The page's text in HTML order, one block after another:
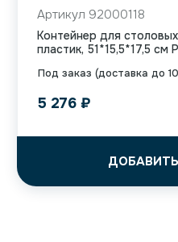
Под заказ (доставка до
Артикул 92000118
Контейнер для
пластик, 51*15,5*17,5 см
5 276 ₽